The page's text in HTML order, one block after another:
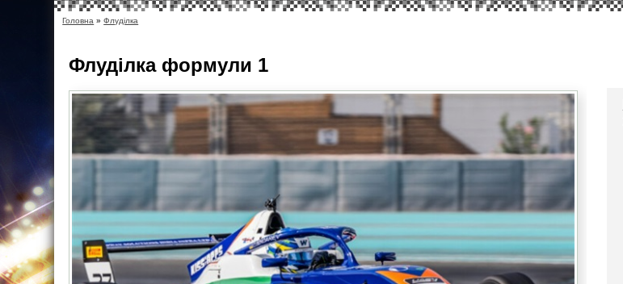
Головна »Флуділка
Флуділкаформули 1